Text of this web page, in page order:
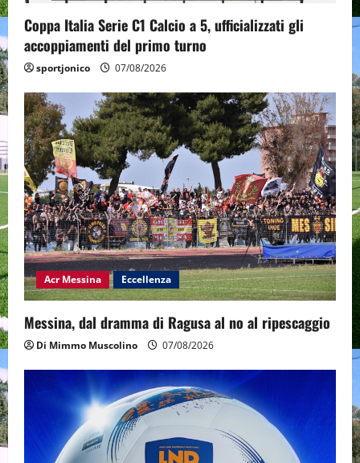
Coppa Italia Serie C1 Calcio a 5, ufficializzati gli
accoppiamenti del primo turno
sportjonico 07/08/2026
Acr Messina Eccellenza
Messina, dal dramma di Ragusa al no al ripescaggio
Di Mimmo Muscolino 07/08/2026